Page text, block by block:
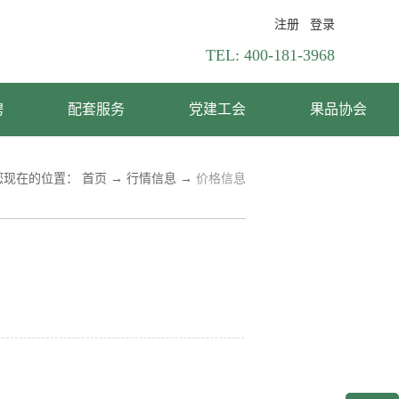
登录
注册
TEL: 400-181-3968
配套服务 党建工会 果品协会
现在的位置： 首页 → 行情信息 → 价格信息